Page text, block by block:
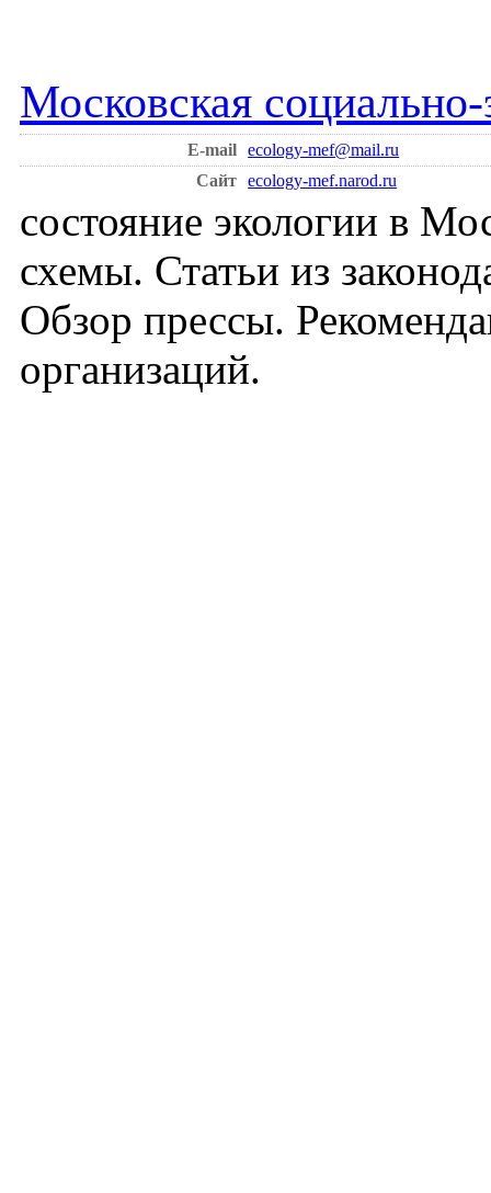
Московская
E-mail
ecology-mef@mail.ru
Сайт
ecology-mef.narod.ru
состояние экологии в
схемы. Статьи из
Обзор прессы.
организаций.